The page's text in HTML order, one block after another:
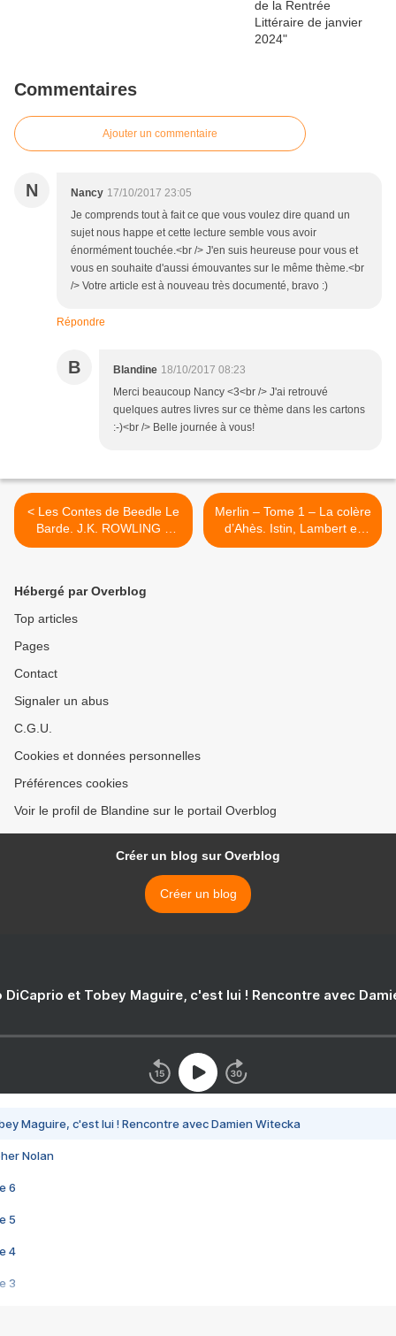
Commentaires
Ajouter un commentaire
N Nancy 17/10/2017 23:05
Je comprends tout à fait ce que vous voulez dire quand un
sujet nous happe et cette lecture semble vous avoir
énormément touchée.<br /> J'en suis heureuse pour vous et
vous en souhaite d'aussi émouvantes sur le même thème.<br
/> Votre article est à nouveau très documenté, bravo :)
Répondre
B Blandine 18/10/2017 08:23
Merci beaucoup Nancy <3<br /> J'ai retrouvé
quelques autres livres sur ce thème dans les cartons
:-)<br /> Belle journée à vous!
< Les Contes de Beedle Le
Barde. J.K. ROWLING –
2011 (Dès 9 ans)
Merlin – Tome 1 – La colère
d’Ahès. Istin, Lambert et
Stambecco – 2008 (BD) >
Hébergé par Overblog
Top articles
Pages
Contact
Signaler un abus
C.G.U.
Cookies et données personnelles
Préférences cookies
Voir le profil de Blandine sur le portail Overblog
Créer un blog sur Overblog
Créer un blog
DiCaprio et Tobey Maguire, c'est lui ! Rencontre avec
Maguire, c'est lui ! Rencontre avec Damien Witecka
Nolan
6
5
4
3